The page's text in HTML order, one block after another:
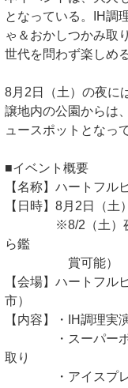
となっている。IH調
ゃ＆おかしつかみ取
世代を問わず楽しめ
8月2日（土）の夜に
譲地内の公園からは
ュースポットとなっ
■イベント概要
【名称】ハートフル
【日時】8月2日（
※8/2（土）夜は
ら鑑
賞可能）
【会場】ハートフル
市）
【内容】・IH調理実
・スーパーボー
取り
・アイスプレ